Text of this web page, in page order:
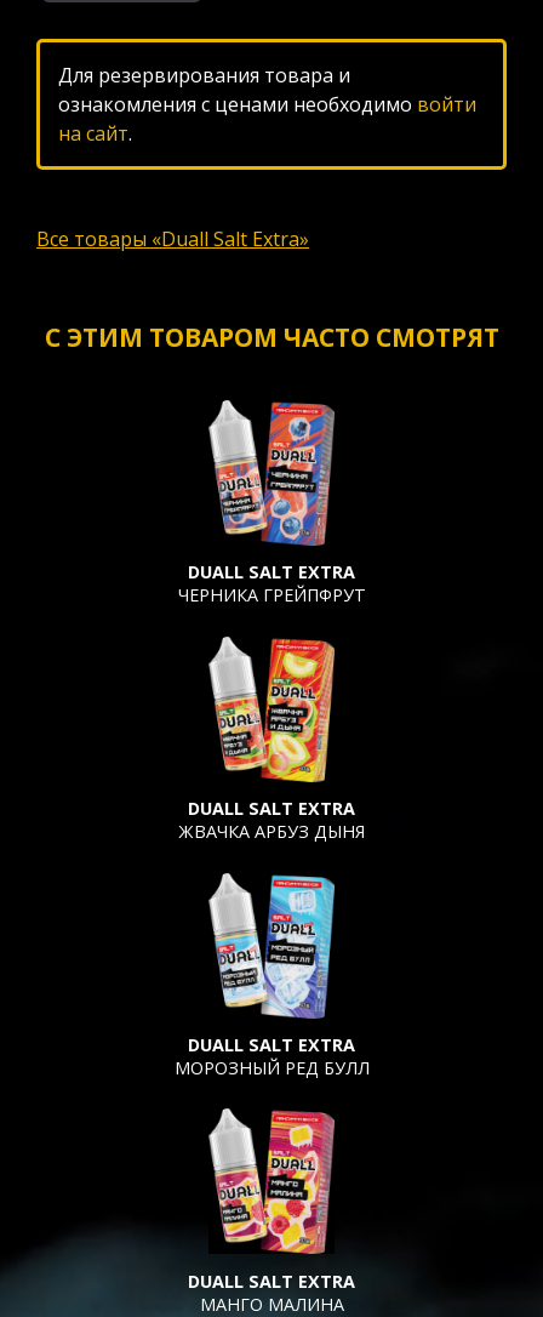
Для резервирования товара и
ознакомления с ценами необходимо войти
на сайт.
Все товары «Duall Salt Extra»
С ЭТИМ ТОВАРОМ ЧАСТО СМОТРЯТ
DUALL SALT EXTRA
ЧЕРНИКА ГРЕЙПФРУТ
DUALL SALT EXTRA
ЖВАЧКА АРБУЗ ДЫНЯ
DUALL SALT EXTRA
МОРОЗНЫЙ РЕД БУЛЛ
DUALL SALT EXTRA
МАНГО МАЛИНА